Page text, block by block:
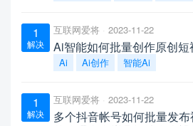
1
解决
互联网爱将 2023-11-22
Ai智能如何批量创作原创短
Ai Ai创作 智能Ai
1
解决
互联网爱将 2023-11-22
多个抖音帐号如何批量发